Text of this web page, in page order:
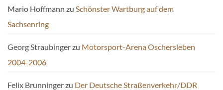
Mario Hoffmann zu Schönster Wartburg auf dem
Sachsenring
Georg Straubingerzu Motorsport-Arena Oschersleben
2004-2006
Felix Brunningerzu Der Deutsche Straßenverkehr/DDR